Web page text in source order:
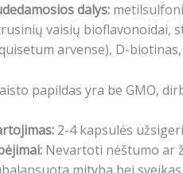
dalys:
vaisių bioflavonoidai,
arvense), D-
papildas yra be GMO,
2-4 kapsulės
Nevartoti nėštumo ar